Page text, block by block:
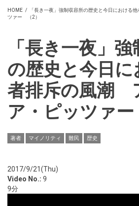
HOME /
「長き一夜」強制収容所の歴史と今日における
ツァー （2）
「長き一夜」
の歴史と今日
者排斥の風潮
ア・ピッツァ
著者 マイノリティ 難民 歴史
2017/9/21(Thu)
Video No.: 9
9分